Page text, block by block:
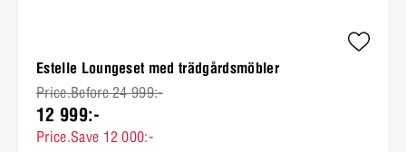
Estelle Loungeset med trädgårdsmöbler
Price.Before 24 999:-
12 999:-
Price.Save 12 000:-